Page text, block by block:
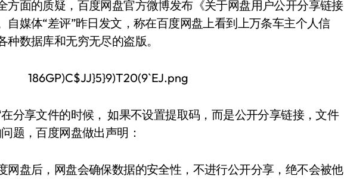
方面的质疑，百度网盘官方微博发布《关于网盘用户公开分享链接
自媒体“差评”昨日发文，称在百度网盘上看到上万条车主个人信
数据库和无穷无尽的盗版。
分享文件的时候， 如果不设置提取码，而是公开分享链接，文件
题，百度网盘做出声明：
网盘后，网盘会确保数据的安全性，不进行公开分享，绝不会被他